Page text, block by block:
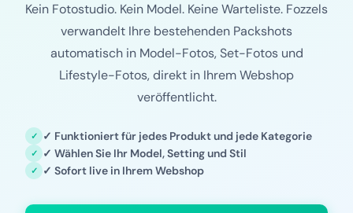
Kein Fotostudio. Kein Model. Keine Warteliste. Fozzels
verwandelt Ihre bestehenden Packshots
automatisch in Model-Fotos, Set-Fotos und
Lifestyle-Fotos, direkt in Ihrem Webshop
veröffentlicht.
✓ Funktioniert für jedes Produkt und jede Kategorie
✓ Wählen Sie Ihr Model, Setting und Stil
✓ Sofort live in Ihrem Webshop